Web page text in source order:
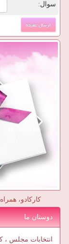
سوال:
کارکادو،
دوستان ما
انتخابات مجلس ،